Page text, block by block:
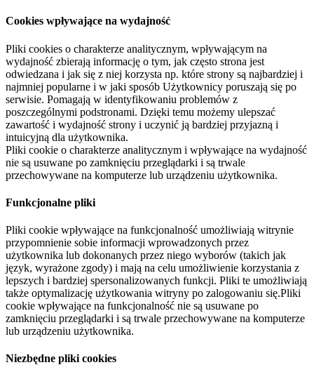
Cookies wpływające na wydajność
Pliki cookies o charakterze analitycznym, wpływającym na
wydajność zbierają informację o tym, jak często strona jest
odwiedzana i jak się z niej korzysta np. które strony są najbardziej i
najmniej popularne i w jaki sposób Użytkownicy poruszają się po
serwisie. Pomagają w identyfikowaniu problemów z
poszczególnymi podstronami. Dzięki temu możemy ulepszać
zawartość i wydajność strony i uczynić ją bardziej przyjazną i
intuicyjną dla użytkownika.
Pliki cookie o charakterze analitycznym i wpływające na wydajność
nie są usuwane po zamknięciu przeglądarki i są trwale
przechowywane na komputerze lub urządzeniu użytkownika.
Funkcjonalne pliki
Pliki cookie wpływające na funkcjonalność umożliwiają witrynie
przypomnienie sobie informacji wprowadzonych przez
użytkownika lub dokonanych przez niego wyborów (takich jak
język, wyrażone zgody) i mają na celu umożliwienie korzystania z
lepszych i bardziej spersonalizowanych funkcji. Pliki te umożliwiają
także optymalizację użytkowania witryny po zalogowaniu się.Pliki
cookie wpływające na funkcjonalność nie są usuwane po
zamknięciu przeglądarki i są trwale przechowywane na komputerze
lub urządzeniu użytkownika.
Niezbędne pliki cookies